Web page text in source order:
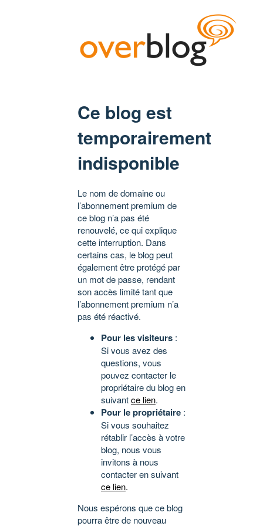
Ce blog est
temporairement
indisponible
Le nom de domaine ou
l’abonnement premium de
ce blog n’a pas été
renouvelé, ce qui explique
cette interruption. Dans
certains cas, le blog peut
également être protégé par
un mot de passe, rendant
son accès limité tant que
l’abonnement premium n’a
pas été réactivé.
Pour les visiteurs :
Si vous avez des
questions, vous
pouvez contacter le
propriétaire du blog en
suivantce lien.
Pour le propriétaire :
Si vous souhaitez
rétablir l’accès à votre
blog, nous vous
invitons à nous
contacter en suivant
ce lien.
Nous espérons que ce blog
pourra être de nouveau